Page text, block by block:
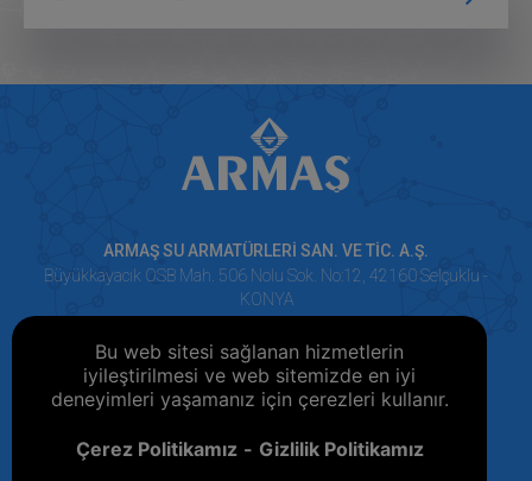
Bu web sitesi sağlanan hizmetlerin
iyileştirilmesi ve web sitemizde en iyi
deneyimleri yaşamanız için çerezleri kullanır.
Çerez Politikamız Gizlilik Politikamız
ARMAŞ SU ARMATÜRLERİ SAN. VE TİC. A.Ş.
Büyükkayacık OSB Mah. 506 Nolu Sok. No:12, 42160 Selçuklu -
KONYA
+90 332 251 74 17